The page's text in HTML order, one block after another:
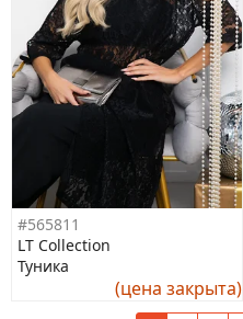
#565811
LT Collection
Туника
(цена закрыта)